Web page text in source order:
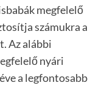
megfelelő
számukra a
Az alábbi
nyári
a legfontosabb